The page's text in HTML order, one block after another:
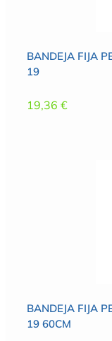
BANDEJA FIJA
19
19,36 €
BANDEJA FIJA
19 60CM